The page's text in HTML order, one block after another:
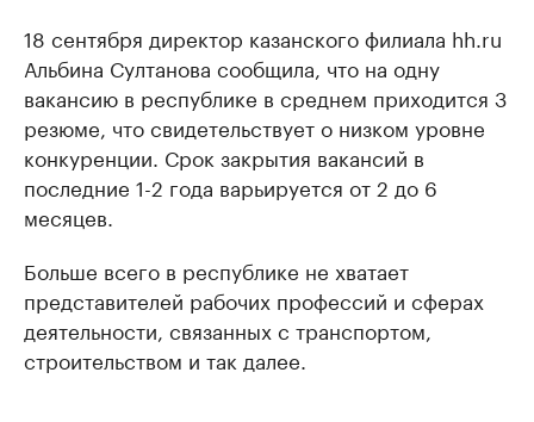
18 сентября директор казанского филиала hh.ru
Альбина Султанова сообщила, что на одну
вакансию в республике в среднем приходится 3
резюме, что свидетельствует о низком уровне
конкуренции. Срок закрытия вакансий в
последние 1-2 года варьируется от 2 до 6
месяцев.
Больше всего в республике не хватает
представителей рабочих профессий и сферах
деятельности, связанных с транспортом,
строительством и так далее.